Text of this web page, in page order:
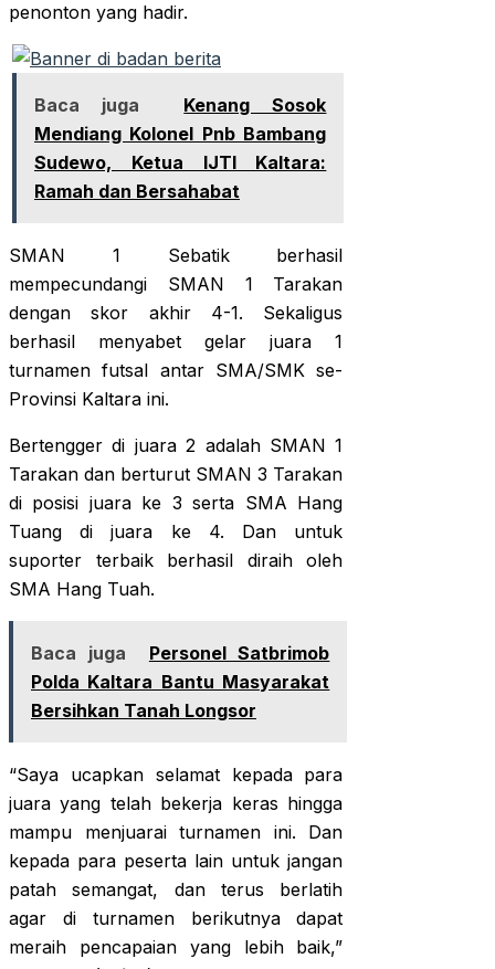
penonton yang hadir.
Baca juga
Kenang Sosok
Mendiang Kolonel Pnb Bambang
Sudewo, Ketua IJTI Kaltara:
Ramah dan Bersahabat
SMAN 1 Sebatik berhasil
mempecundangi SMAN 1 Tarakan
dengan skor akhir 4-1. Sekaligus
berhasil menyabet gelar juara 1
turnamen futsal antar SMA/SMK se-
Provinsi Kaltara ini.
Bertengger di juara 2 adalah SMAN 1
Tarakan dan berturut SMAN 3 Tarakan
di posisi juara ke 3 serta SMA Hang
Tuang di juara ke 4. Dan untuk
suporter terbaik berhasil diraih oleh
SMA Hang Tuah.
Baca juga
Personel Satbrimob
Polda Kaltara Bantu Masyarakat
Bersihkan Tanah Longsor
“Saya ucapkan selamat kepada para
juara yang telah bekerja keras hingga
mampu menjuarai turnamen ini. Dan
kepada para peserta lain untuk jangan
patah semangat, dan terus berlatih
agar di turnamen berikutnya dapat
meraih pencapaian yang lebih baik,”